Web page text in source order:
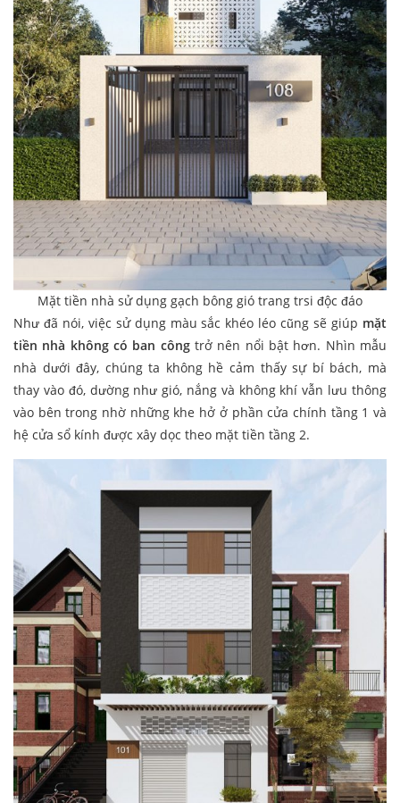
Mặt tiền nhà sử dụng gạch bông gió trang trsi độc đáo
Như đã nói, việc sử dụng màu sắc khéo léo cũng sẽ giúp mặt
tiền nhà không có ban côngtrở nên nổi bật hơn. Nhìn mẫu
nhà dưới đây, chúng ta không hề cảm thấy sự bí bách, mà
thay vào đó, dường như gió, nắng và không khí vẫn lưu thông
vào bên trong nhờ những khe hở ở phần cửa chính tầng 1 và
hệ cửa sổ kính được xây dọc theo mặt tiền tầng 2.